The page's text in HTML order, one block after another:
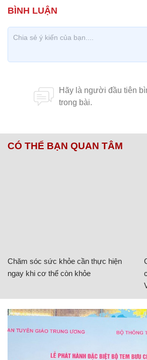
CÓ THỂ BẠN QUAN TÂM
Chăm sóc sức khỏe cần thực hiện
ngay khi cơ thể còn khỏe